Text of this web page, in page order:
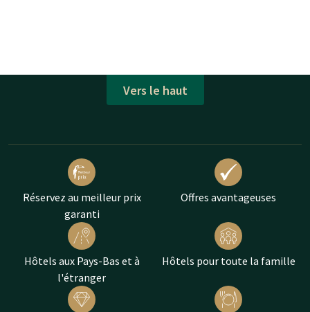
Vers le haut
Réservez au meilleur prix
garanti
Offres avantageuses
Hôtels aux Pays-Bas et à
l'étranger
Hôtels pour toute la famille